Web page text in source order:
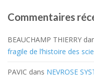
Commentaires
BEAUCHAMP THIERRY
fragile de l’histoire des
PAVIC dans NEVROSE